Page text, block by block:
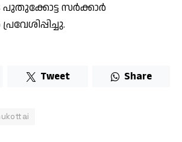
സർക്കാർ
Tweet Share